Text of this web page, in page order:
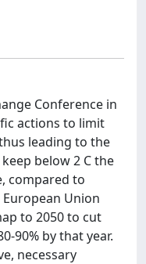
Conference in
actions to limit
leading to the
below 2 C the
compared to
Union
to 2050 to cut
90% by that year.
necessary